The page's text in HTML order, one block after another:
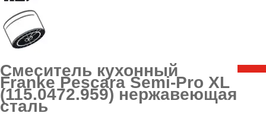
Смеситель кухонный
Franke Pescara Semi-Pro XL
(115.0472.959) нержавеющая
сталь